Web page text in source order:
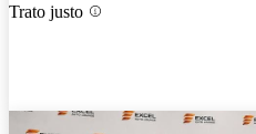
Trato justo